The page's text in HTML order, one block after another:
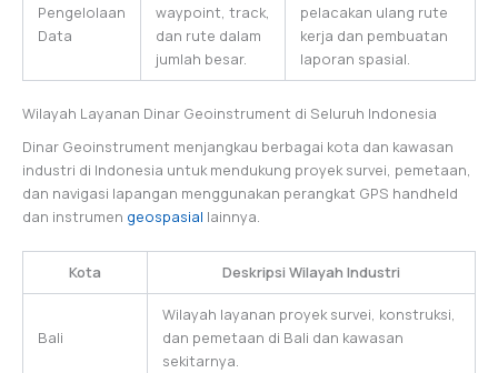
Pengelolaan
Data
waypoint, track,
dan rute dalam
jumlah besar.
pelacakan ulang rute
kerja dan pembuatan
laporan spasial.
Wilayah Layanan Dinar Geoinstrument di Seluruh Indonesia
Dinar Geoinstrument menjangkau berbagai kota dan kawasan
industri di Indonesia untuk mendukung proyek survei, pemetaan,
dan navigasi lapangan menggunakan perangkat GPS handheld
dan instrumen geospasial lainnya.
Kota Deskripsi Wilayah Industri
Bali
Wilayah layanan proyek survei, konstruksi,
dan pemetaan di Bali dan kawasan
sekitarnya.